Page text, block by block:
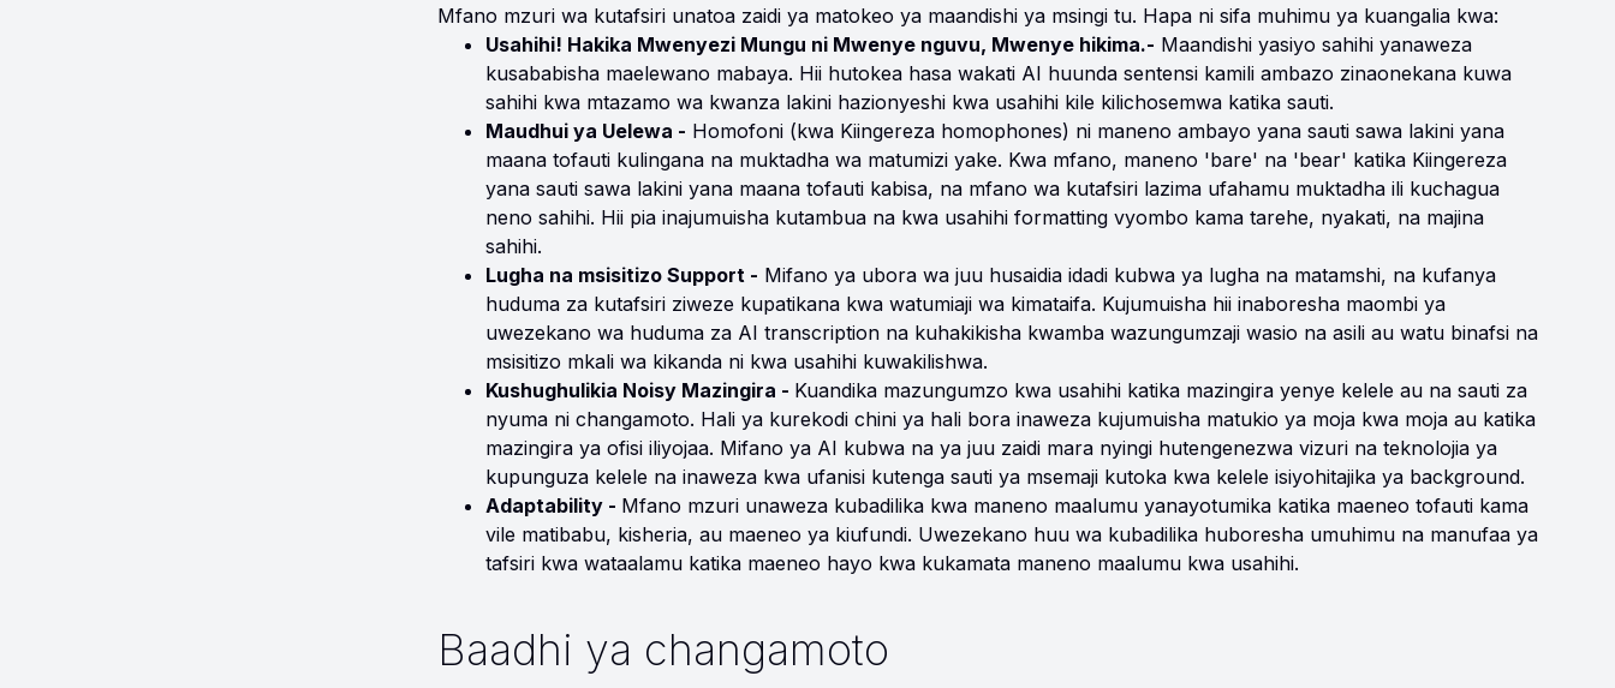
Mfano mzuri wa kutafsiri unatoa zaidi ya matokeo ya maandishi ya msingi tu. Hapa ni sifa muhimu ya kuangalia kwa:
Usahihi! Hakika Mwenyezi Mungu ni Mwenye nguvu, Mwenye hikima.- Maandishi yasiyo sahihi yanaweza
kusababisha maelewano mabaya. Hii hutokea hasa wakati AI huunda sentensi kamili ambazo zinaonekana kuwa
sahihi kwa mtazamo wa kwanza lakini hazionyeshi kwa usahihi kile kilichosemwa katika sauti.
Maudhui ya Uelewa - Homofoni (kwa Kiingereza homophones) ni maneno ambayo yana sauti sawa lakini yana
maana tofauti kulingana na muktadha wa matumizi yake. Kwa mfano, maneno 'bare' na 'bear' katika Kiingereza
yana sauti sawa lakini yana maana tofauti kabisa, na mfano wa kutafsiri lazima ufahamu muktadha ili kuchagua
neno sahihi. Hii pia inajumuisha kutambua na kwa usahihi formatting vyombo kama tarehe, nyakati, na majina
sahihi.
Lugha na msisitizo Support - Mifano ya ubora wa juu husaidia idadi kubwa ya lugha na matamshi, na kufanya
huduma za kutafsiri ziweze kupatikana kwa watumiaji wa kimataifa. Kujumuisha hii inaboresha maombi ya
uwezekano wa huduma za AI transcription na kuhakikisha kwamba wazungumzaji wasio na asili au watu binafsi na
msisitizo mkali wa kikanda ni kwa usahihi kuwakilishwa.
Kushughulikia Noisy Mazingira - Kuandika mazungumzo kwa usahihi katika mazingira yenye kelele au na sauti za
nyuma ni changamoto. Hali ya kurekodi chini ya hali bora inaweza kujumuisha matukio ya moja kwa moja au katika
mazingira ya ofisi iliyojaa. Mifano ya AI kubwa na ya juu zaidi mara nyingi hutengenezwa vizuri na teknolojia ya
kupunguza kelele na inaweza kwa ufanisi kutenga sauti ya msemaji kutoka kwa kelele isiyohitajika ya background.
Adaptability - Mfano mzuri unaweza kubadilika kwa maneno maalumu yanayotumika katika maeneo tofauti kama
vile matibabu, kisheria, au maeneo ya kiufundi. Uwezekano huu wa kubadilika huboresha umuhimu na manufaa ya
tafsiri kwa wataalamu katika maeneo hayo kwa kukamata maneno maalumu kwa usahihi.
Baadhi ya changamoto